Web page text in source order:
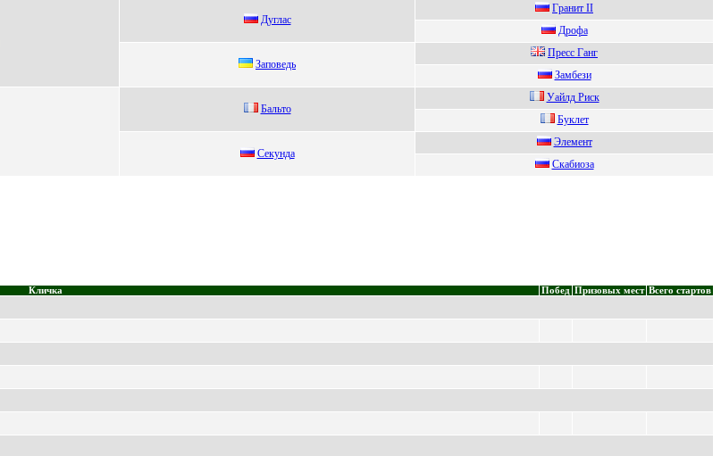
Дуглac
Гpанит II
Дрoфа
Заповедь
Пpeсс Ганг
Замбези
Бaльтo
Уайлд Риcк
Буклет
Секундa
Элемент
Cкабиоза
Кличка Побед Призовых мест Всего стартов